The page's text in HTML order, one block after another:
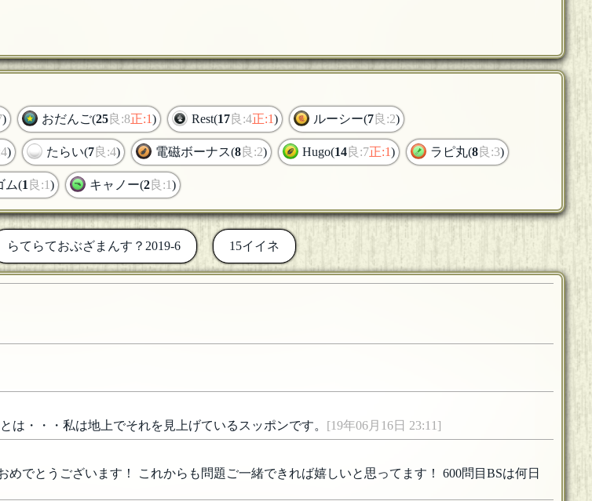
) おだんご(25良:8正:1) Rest(17良:4正:1) ルーシー(7良:2)
) たらい(7良:4) 電磁ボーナス(8良:2) Hugo(14良:7正:1) ラピ丸(8良:3)
ム(1良:1) キャノー(2良:1)
らてらておぶざまんす？2019-6 15イイネ
・・・私は地上でそれを見上げているスッポンです。
[19年06月16日 23:11]
でとうございます！ これからも問題ご一緒できれば嬉しいと思ってます！ 600問目BSは何日